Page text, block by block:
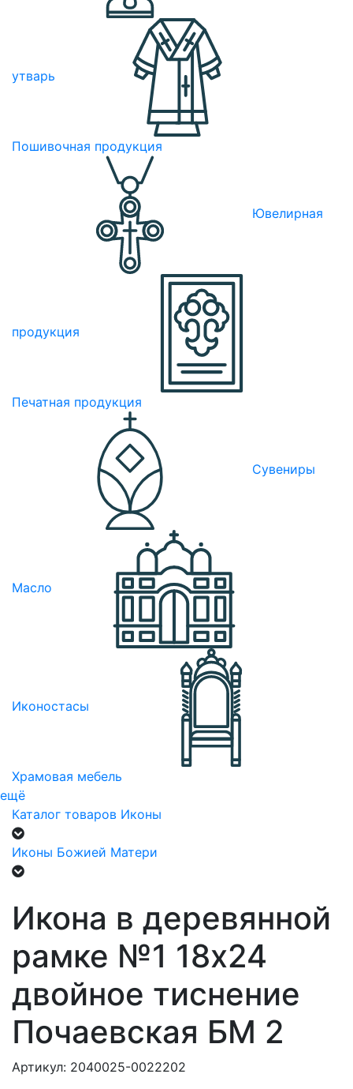
утварь
Пошивочная продукция
Ювелирная
продукция
Печатная продукция
Сувениры
Масло
Иконостасы
Храмовая мебель
ещё
Каталог товаров Иконы
Иконы Божией Матери
Икона в деревянной
рамке №1 18х24
двойное тиснение
Почаевская БМ 2
Артикул: 2040025-0022202